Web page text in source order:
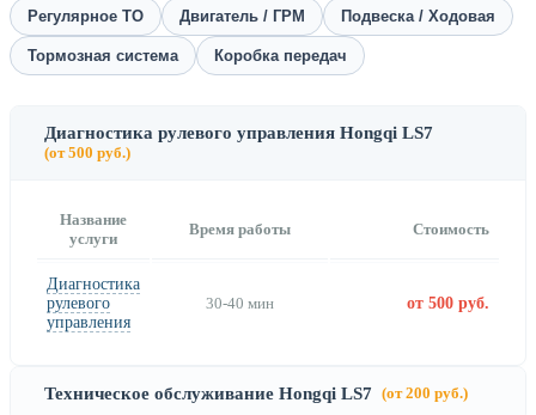
Регулярное ТО Двигатель / ГРМ Подвеска / Ходовая
Тормозная система Коробка передач
Диагностика рулевого управления Hongqi LS7
(от 500 руб.)
Название
услуги
Время работы Стоимость
Диагностика
рулевого
управления
30-40 мин от 500 руб.
Техническое обслуживание Hongqi LS7 (от 200 руб.)